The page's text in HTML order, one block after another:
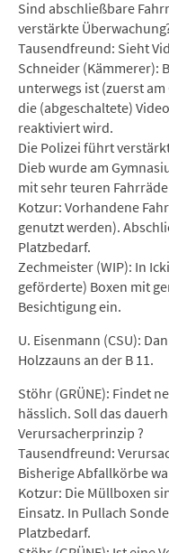
Sind abschließbare
verstärkte
Tausendfreund: Sieht
Schneider (Kämmerer):
unterwegs ist (zuerst
die (abgeschaltete)
reaktiviert wird.
Die Polizei führt
Dieb wurde am
mit sehr teuren
Kotzur: Vorhandene
genutzt werden).
Platzbedarf.
Zechmeister (WIP): In
geförderte) Boxen mit
Besichtigung ein.
U. Eisenmann (CSU):
Holzzauns an der B 11.
Stöhr (GRÜNE): Findet
hässlich. Soll das
Verursacherprinzip ?
Tausendfreund:
Bisherige Abfallkörbe
Kotzur: Die Müllboxen
Einsatz. In Pullach
Platzbedarf.